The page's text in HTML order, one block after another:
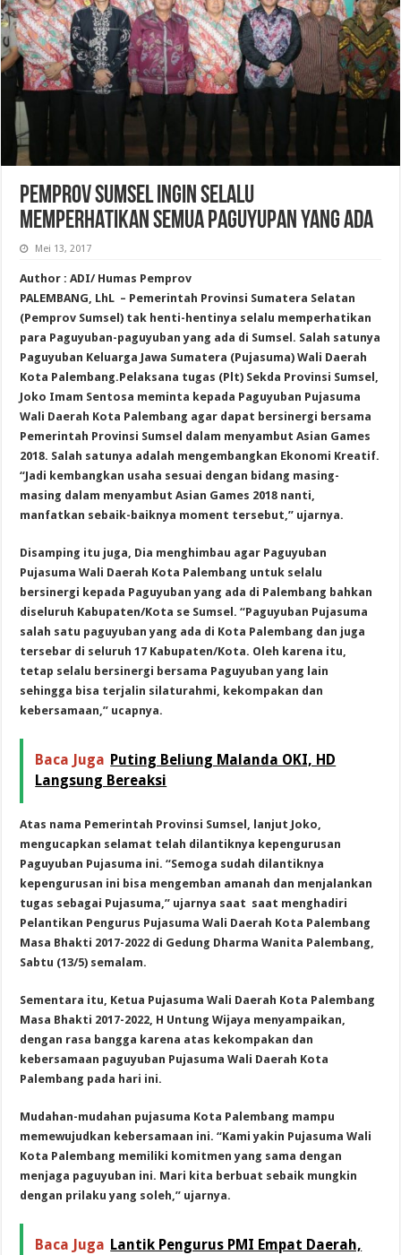
PEMPROV SUMSEL INGIN SELALU
MEMPERHATIKAN SEMUA PAGUYUPAN YANG ADA
Mei 13, 2017
Author : ADI/ Humas Pemprov
PALEMBANG, LhL – Pemerintah Provinsi Sumatera Selatan
(Pemprov Sumsel) tak henti-hentinya selalu memperhatikan
para Paguyuban-paguyuban yang ada di Sumsel. Salah satunya
Paguyuban Keluarga Jawa Sumatera (Pujasuma) Wali Daerah
Kota Palembang.Pelaksana tugas (Plt) Sekda Provinsi Sumsel,
Joko Imam Sentosa meminta kepada Paguyuban Pujasuma
Wali Daerah Kota Palembang agar dapat bersinergi bersama
Pemerintah Provinsi Sumsel dalam menyambut Asian Games
2018. Salah satunya adalah mengembangkan Ekonomi Kreatif.
“Jadi kembangkan usaha sesuai dengan bidang masing-
masing dalam menyambut Asian Games 2018 nanti,
manfatkan sebaik-baiknya moment tersebut,” ujarnya.
Disamping itu juga, Dia menghimbau agar Paguyuban
Pujasuma Wali Daerah Kota Palembang untuk selalu
bersinergi kepada Paguyuban yang ada di Palembang bahkan
diseluruh Kabupaten/Kota se Sumsel. “Paguyuban Pujasuma
salah satu paguyuban yang ada di Kota Palembang dan juga
tersebar di seluruh 17 Kabupaten/Kota. Oleh karena itu,
tetap selalu bersinergi bersama Paguyuban yang lain
sehingga bisa terjalin silaturahmi, kekompakan dan
kebersamaan,” ucapnya.
Baca Juga Puting Beliung Malanda OKI, HD
Langsung Bereaksi
Atas nama Pemerintah Provinsi Sumsel, lanjut Joko,
mengucapkan selamat telah dilantiknya kepengurusan
Paguyuban Pujasuma ini. “Semoga sudah dilantiknya
kepengurusan ini bisa mengemban amanah dan menjalankan
tugas sebagai Pujasuma,” ujarnya saat saat menghadiri
Pelantikan Pengurus Pujasuma Wali Daerah Kota Palembang
Masa Bhakti 2017-2022 di Gedung Dharma Wanita Palembang,
Sabtu (13/5) semalam.
Sementara itu, Ketua Pujasuma Wali Daerah Kota Palembang
Masa Bhakti 2017-2022, H Untung Wijaya menyampaikan,
dengan rasa bangga karena atas kekompakan dan
kebersamaan paguyuban Pujasuma Wali Daerah Kota
Palembang pada hari ini.
Mudahan-mudahan pujasuma Kota Palembang mampu
memewujudkan kebersamaan ini. “Kami yakin Pujasuma Wali
Kota Palembang memiliki komitmen yang sama dengan
menjaga paguyuban ini. Mari kita berbuat sebaik mungkin
dengan prilaku yang soleh,” ujarnya.
Baca Juga Lantik Pengurus PMI Empat Daerah,